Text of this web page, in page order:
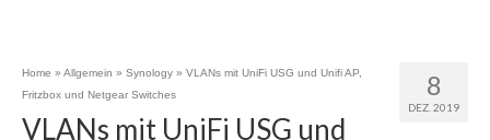
8
DEZ. 2019
Home » Allgemein » Synology » VLANs mit UniFi USG und Unifi AP,
Fritzbox und Netgear Switches
VLANs mit UniFi USG und